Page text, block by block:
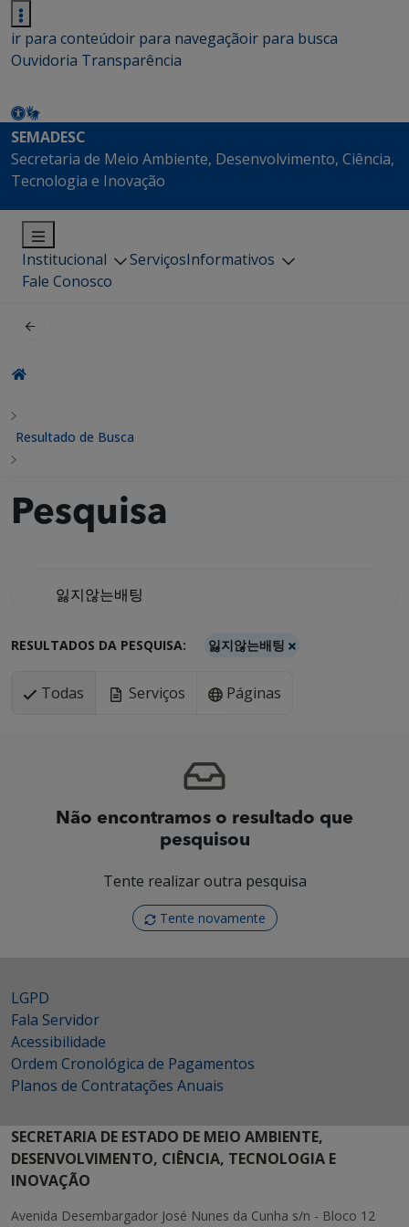
ir para conteúdoir para navegaçãoir para busca
Ouvidoria Transparência
SEMADESC
Secretaria de Meio Ambiente, Desenvolvimento, Ciência,
Tecnologia e Inovação
Institucional ServiçosInformativos
Fale Conosco
Resultado de Busca
Pesquisa
RESULTADOS DA PESQUISA: 잃지않는배팅
Todas Serviços Páginas
Não encontramos o resultado que
pesquisou
Tente realizar outra pesquisa
Tente novamente
LGPD
Fala Servidor
Acessibilidade
Ordem Cronológica de Pagamentos
Planos de Contratações Anuais
SECRETARIA DE ESTADO DE MEIO AMBIENTE,
DESENVOLVIMENTO, CIÊNCIA, TECNOLOGIA E
INOVAÇÃO
Avenida Desembargador José Nunes da Cunha s/n - Bloco 12